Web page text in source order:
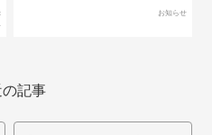
お知らせ
記事